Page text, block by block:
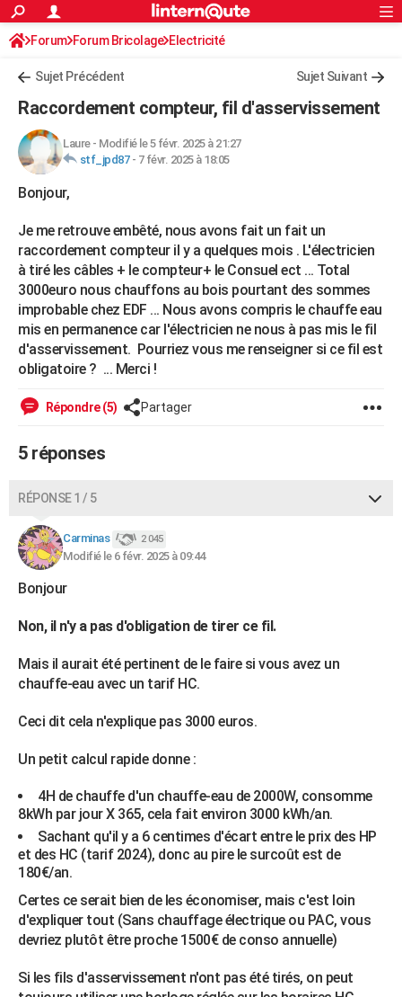
ACTUALITÉS
Politique
Société
Faits Divers
Education
Monde
Villes
+
FINANCE
Retraite
Impôts
Epargne
Immobilier
Risques naturels par ville
Banque
Assurance
Crédit
AUTO
Essais
Réserver un essai
Citadines
Berlines
SUV
Forum auto
+HIGH-TECH
Mobiles
Meilleur smartphone
Internet
Ordinateurs
Jeux vidéo
Guide high-tech
+
Forum
Aménagement intérieur
Extérieur
Cuisine
Salle de bains
Jardinage
Rangement
WEEK-END
Guides de France
Escapades
Patrimoine
Expositions
Musées
Week-end nature
+LIFESTYLE
Art de vivre
Bien-être
Loisirs
Mode
Modes de vie
SANTE
GUIDES D'ACHAT
BONS PLANS
CARTE DE VOEUX
Carte de Noël
Carte Bonne année
Carte Saint-Valentin
Carte Pâques
Carte d'anniversaire
DICTIONNAIRE
S'inscrire
Se connecter
Lycées
Collèges
Primaires
Universités
Entreprises
Service militaire
Avis de recherche
AVIS DE DÉCÈS
FORUM
S'inscrire
Connexion
Forum Forum Bricolage Electricité
Sujet Précédent Sujet Suivant
Raccordement compteur, fil d'asservissement
Laure- Modifié le 5 févr. 2025 à 21:27
stf_jpd87- 7 févr. 2025 à 18:05
Bonjour,
Je me retrouve embêté, nous avons fait un fait un
raccordement compteur il y a quelques mois . L'électricien
à tiré les câbles + le compteur+ le Consuel ect ... Total
3000euro nous chauffons au bois pourtant des sommes
improbable chez EDF ... Nous avons compris le chauffe eau
mis en permanence car l'électricien ne nous à pas mis le fil
d'asservissement. Pourriez vous me renseigner si ce fil est
obligatoire ? ... Merci !
Répondre (5) Partager
5 réponses
RÉPONSE 1 / 5
Carminas 2 045
Modifié le 6 févr. 2025 à 09:44
Bonjour
Non, il n'y a pas d'obligation de tirer ce fil.
Mais il aurait été pertinent de le faire si vous avez un
chauffe-eau avec un tarif HC.
Ceci dit cela n'explique pas 3000 euros.
Un petit calcul rapide donne :
4H de chauffe d'un chauffe-eau de 2000W, consomme
8kWh par jour X 365, cela fait environ 3000 kWh/an.
Sachant qu'il y a 6 centimes d'écart entre le prix des HP
et des HC (tarif 2024), donc au pire le surcoût est de
180€/an.
Certes ce serait bien de les économiser, mais c'est loin
d'expliquer tout (Sans chauffage électrique ou PAC, vous
devriez plutôt être proche 1500€ de conso annuelle)
Si les fils d'asservissement n'ont pas été tirés, on peut